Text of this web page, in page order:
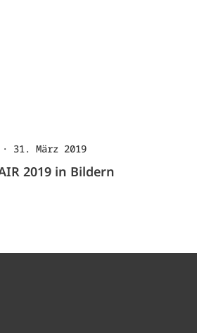
31. März 2019
2019 in Bildern